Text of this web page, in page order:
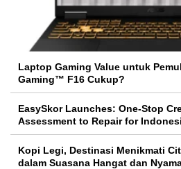
Laptop Gaming Value untuk
Gaming™ F16 Cukup?
EasySkor Launches: One-Stop
Assessment to Repair for
Kopi Legi, Destinasi Menikmati
dalam Suasana Hangat dan